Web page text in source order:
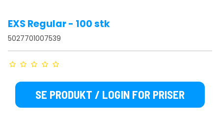
EXS Regular - 100 stk
5027701007539
SE PRODUKT / LOGIN FOR PRISER